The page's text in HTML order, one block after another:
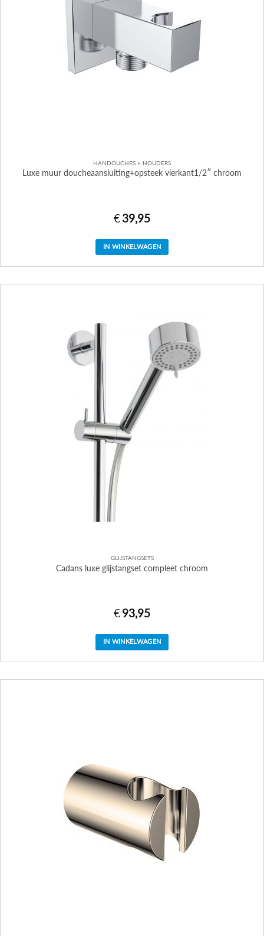
HANDOUCHES + HOUDERS
Luxe muur doucheaansluiting+opsteek vierkant1/2″ chroom
€39,95
IN WINKELWAGEN
GLIJSTANGSETS
Cadans luxe glijstangset compleet chroom
€93,95
IN WINKELWAGEN